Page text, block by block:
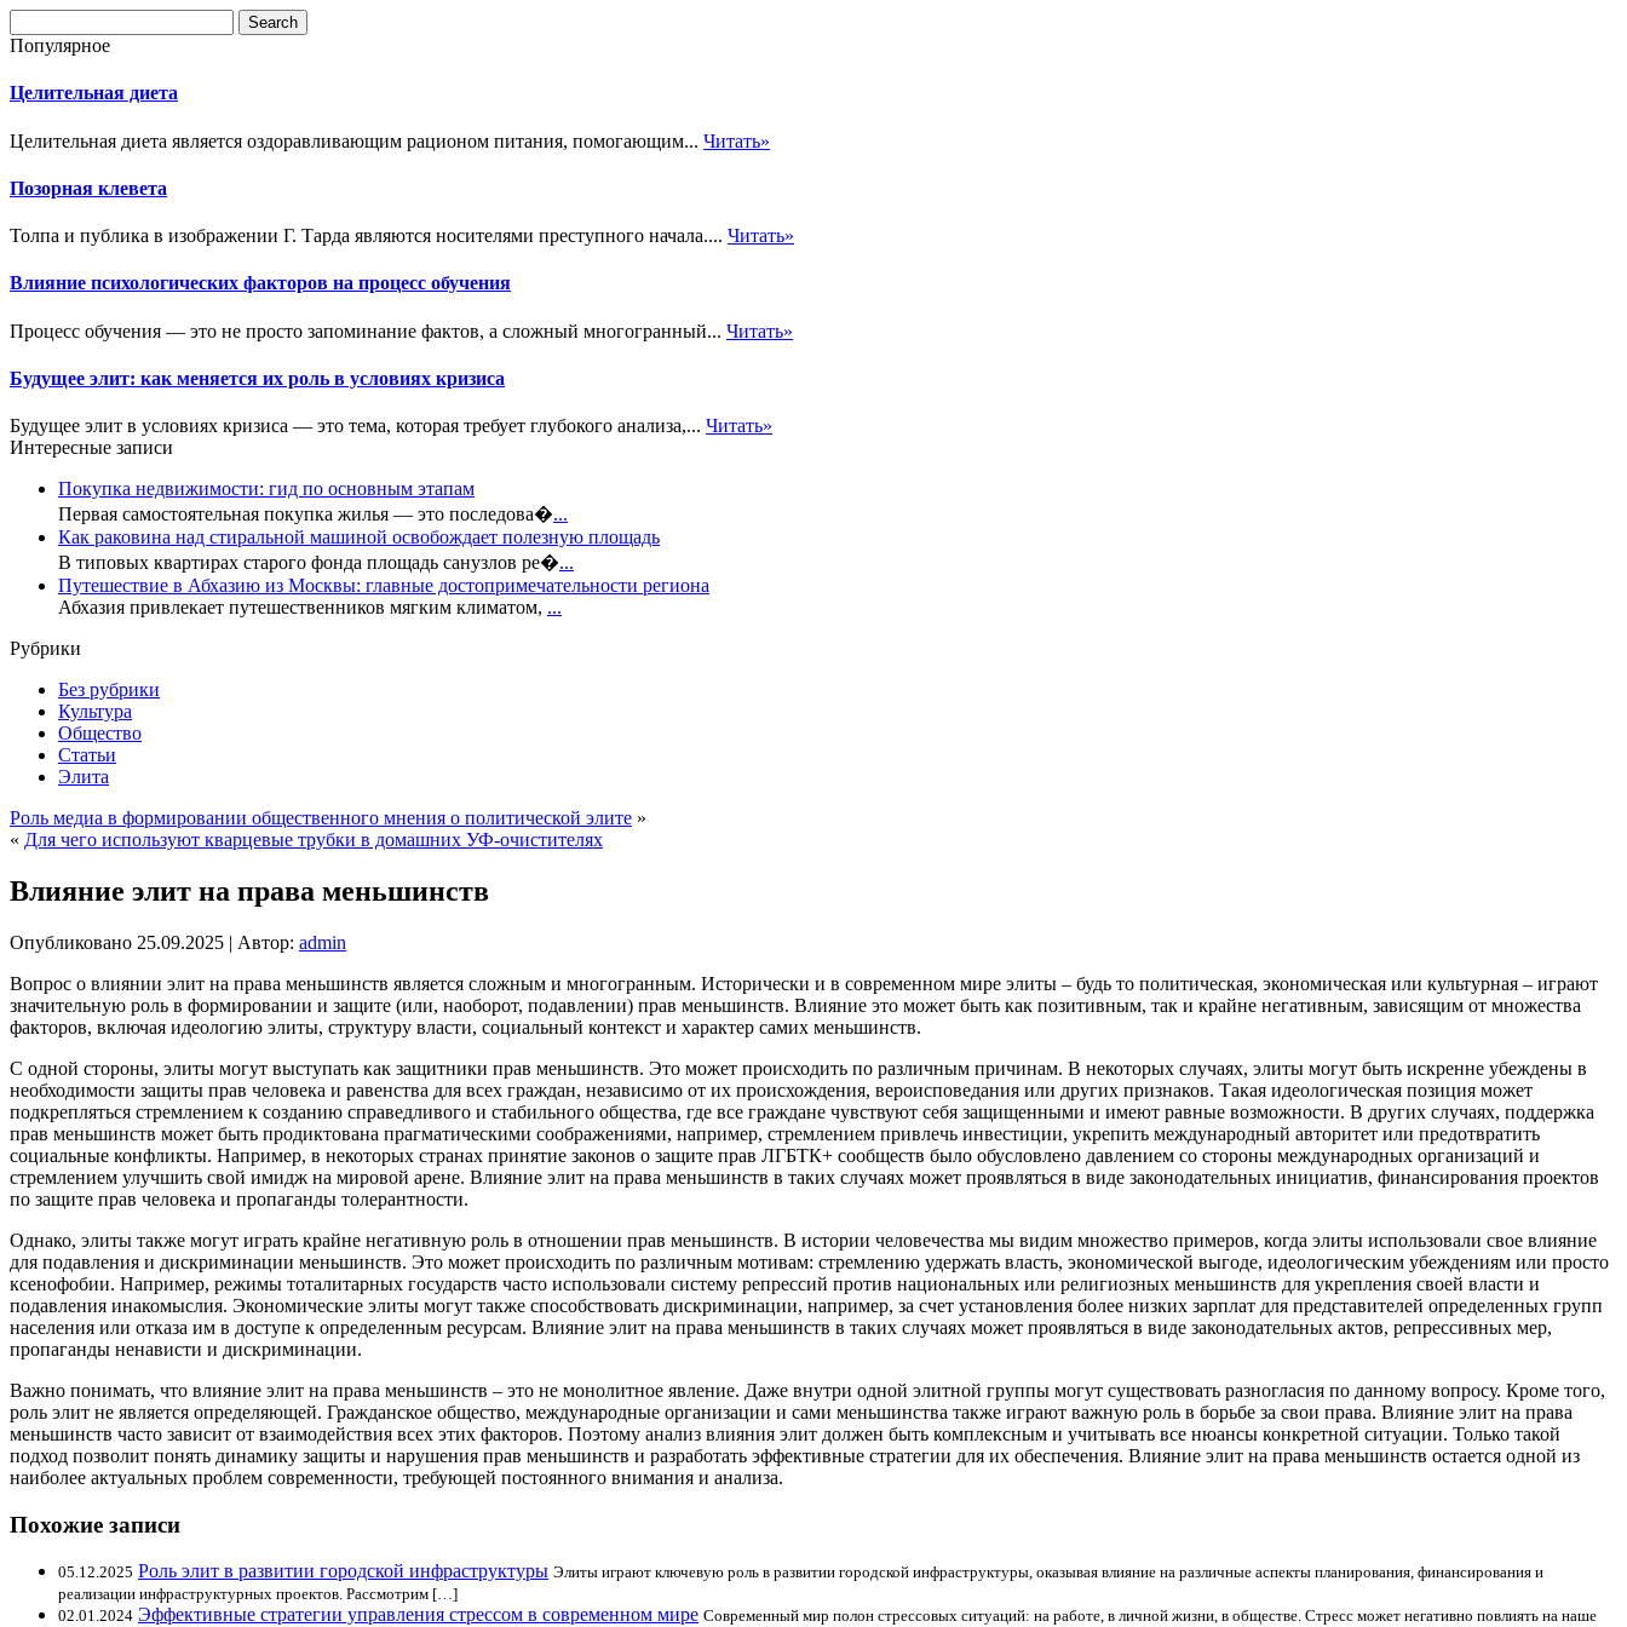
Популярное
Целительная диета
Целительная диета является оздоравливающим рационом питания, помогающим... Читать»
Позорная клевета
Толпа и публика в изображении Г. Тарда являются носителями преступного начала.... Читать»
Влияние психологических факторов на процесс обучения
Процесс обучения — это не просто запоминание фактов, а сложный многогранный... Читать»
Будущее элит: как меняется их роль в условиях кризиса
Будущее элит в условиях кризиса — это тема, которая требует глубокого анализа,... Читать»
Интересные записи
Покупка недвижимости: гид по основным этапам
Первая самостоятельная покупка жилья — это последова�...
Как раковина над стиральной машиной освобождает полезную площадь
В типовых квартирах старого фонда площадь санузлов ре�...
Путешествие в Абхазию из Москвы: главные достопримечательности региона
Абхазия привлекает путешественников мягким климатом, ...
Рубрики
Без рубрики
Культура
Общество
Статьи
Элита
Роль медиа в формировании общественного мнения о политической элите »
« Для чего используют кварцевые трубки в домашних УФ-очистителях
Влияние элит на права меньшинств
Опубликовано 25.09.2025 | Автор: admin
Вопрос о влиянии элит на права меньшинств является сложным и многогранным. Исторически и в современном мире элиты – будь то политическая, экономическая или культурная – играют
значительную роль в формировании и защите (или, наоборот, подавлении) прав меньшинств. Влияние это может быть как позитивным, так и крайне негативным, зависящим от множества
факторов, включая идеологию элиты, структуру власти, социальный контекст и характер самих меньшинств.
С одной стороны, элиты могут выступать как защитники прав меньшинств. Это может происходить по различным причинам. В некоторых случаях, элиты могут быть искренне убеждены в
необходимости защиты прав человека и равенства для всех граждан, независимо от их происхождения, вероисповедания или других признаков. Такая идеологическая позиция может
подкрепляться стремлением к созданию справедливого и стабильного общества, где все граждане чувствуют себя защищенными и имеют равные возможности. В других случаях, поддержка
прав меньшинств может быть продиктована прагматическими соображениями, например, стремлением привлечь инвестиции, укрепить международный авторитет или предотвратить
социальные конфликты. Например, в некоторых странах принятие законов о защите прав ЛГБТК+ сообществ было обусловлено давлением со стороны международных организаций и
стремлением улучшить свой имидж на мировой арене. Влияние элит на права меньшинств в таких случаях может проявляться в виде законодательных инициатив, финансирования проектов
по защите прав человека и пропаганды толерантности.
Однако, элиты также могут играть крайне негативную роль в отношении прав меньшинств. В истории человечества мы видим множество примеров, когда элиты использовали свое влияние
для подавления и дискриминации меньшинств. Это может происходить по различным мотивам: стремлению удержать власть, экономической выгоде, идеологическим убеждениям или просто
ксенофобии. Например, режимы тоталитарных государств часто использовали систему репрессий против национальных или религиозных меньшинств для укрепления своей власти и
подавления инакомыслия. Экономические элиты могут также способствовать дискриминации, например, за счет установления более низких зарплат для представителей определенных групп
населения или отказа им в доступе к определенным ресурсам. Влияние элит на права меньшинств в таких случаях может проявляться в виде законодательных актов, репрессивных мер,
пропаганды ненависти и дискриминации.
Важно понимать, что влияние элит на права меньшинств – это не монолитное явление. Даже внутри одной элитной группы могут существовать разногласия по данному вопросу. Кроме того,
роль элит не является определяющей. Гражданское общество, международные организации и сами меньшинства также играют важную роль в борьбе за свои права. Влияние элит на права
меньшинств часто зависит от взаимодействия всех этих факторов. Поэтому анализ влияния элит должен быть комплексным и учитывать все нюансы конкретной ситуации. Только такой
подход позволит понять динамику защиты и нарушения прав меньшинств и разработать эффективные стратегии для их обеспечения. Влияние элит на права меньшинств остается одной из
наиболее актуальных проблем современности, требующей постоянного внимания и анализа.
Похожие записи
05.12.2025 Роль элит в развитии городской инфраструктуры Элиты играют ключевую роль в развитии городской инфраструктуры, оказывая влияние на различные аспекты планирования, финансирования и
реализации инфраструктурных проектов. Рассмотрим […]
02.01.2024 Эффективные стратегии управления стрессом в современном мире Современный мир полон стрессовых ситуаций: на работе, в личной жизни, в обществе. Стресс может негативно повлиять на наше